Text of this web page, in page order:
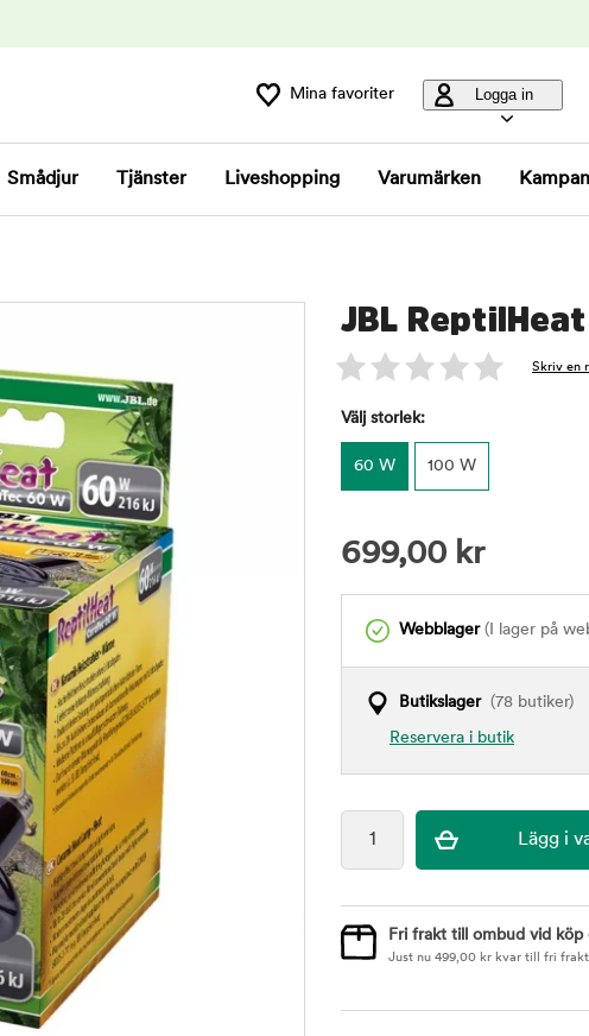
Mina favoriter Logga in
Smådjur Tjänster Liveshopping Varumärken
JBL ReptilHeat
Skriv en
Välj storlek:
60 W 100 W
699,00 kr
Webblager(I lager på
Butikslager(78 butiker)
Reservera i butik
Fri frakt till ombud vid köp
Just nu 499,00 kr kvar till fri